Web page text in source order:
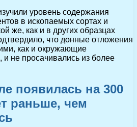
уровень содержания
в ископаемых сортах и
же, как и в других образцах
что донные отложения
как и окружающие
и не просачивались из более
появилась на 300
раньше, чем